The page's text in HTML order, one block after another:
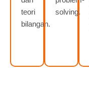
teori
bilangan.
solving.